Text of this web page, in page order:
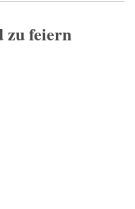
zu feiern